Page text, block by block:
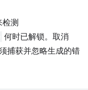
测
何时已解锁。取消
捕获并忽略生成的错